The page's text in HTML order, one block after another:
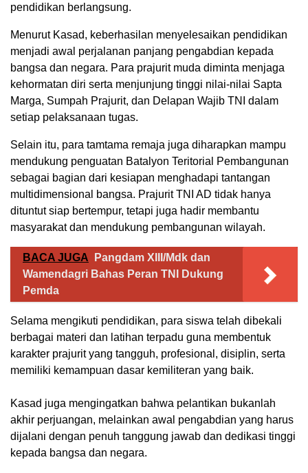
pendidikan berlangsung.
Menurut Kasad, keberhasilan menyelesaikan pendidikan
menjadi awal perjalanan panjang pengabdian kepada
bangsa dan negara. Para prajurit muda diminta menjaga
kehormatan diri serta menjunjung tinggi nilai-nilai Sapta
Marga, Sumpah Prajurit, dan Delapan Wajib TNI dalam
setiap pelaksanaan tugas.
Selain itu, para tamtama remaja juga diharapkan mampu
mendukung penguatan Batalyon Teritorial Pembangunan
sebagai bagian dari kesiapan menghadapi tantangan
multidimensional bangsa. Prajurit TNI AD tidak hanya
dituntut siap bertempur, tetapi juga hadir membantu
masyarakat dan mendukung pembangunan wilayah.
BACA JUGA
Pangdam XIII/Mdk dan
Wamendagri Bahas Peran TNI Dukung
Pemda
Selama mengikuti pendidikan, para siswa telah dibekali
berbagai materi dan latihan terpadu guna membentuk
karakter prajurit yang tangguh, profesional, disiplin, serta
memiliki kemampuan dasar kemiliteran yang baik.
Kasad juga mengingatkan bahwa pelantikan bukanlah
akhir perjuangan, melainkan awal pengabdian yang harus
dijalani dengan penuh tanggung jawab dan dedikasi tinggi
kepada bangsa dan negara.